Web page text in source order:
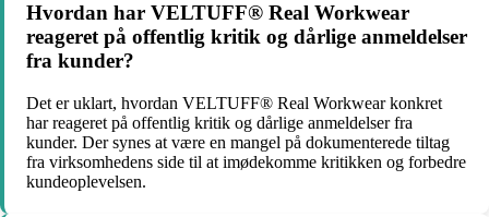
Hvordan har VELTUFF® Real Workwear
reageret på offentlig kritik og dårlige anmeldelser
fra kunder?
Det er uklart, hvordan VELTUFF® Real Workwear konkret
har reageret på offentlig kritik og dårlige anmeldelser fra
kunder. Der synes at være en mangel på dokumenterede tiltag
fra virksomhedens side til at imødekomme kritikken og forbedre
kundeoplevelsen.